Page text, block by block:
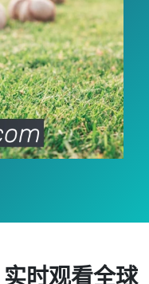
时观看全球